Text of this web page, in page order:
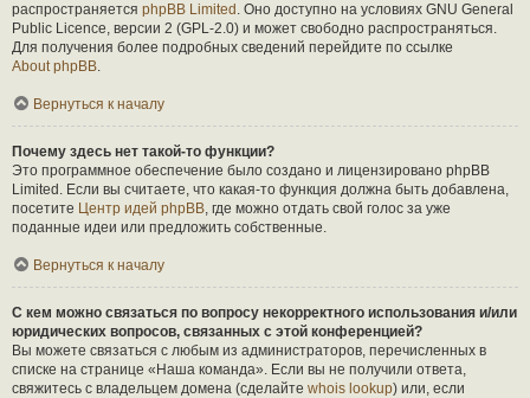
распространяется phpBB Limited . Оно доступно на условиях GNU General
Public Licence, версии 2 (GPL-2.0) и может свободно распространяться.
Для получения более подробных сведений перейдите по ссылке
About phpBB.
Вернуться к началу
Почему здесь нет такой-то функции?
Это программное обеспечение было создано и лицензировано phpBB
Limited. Если вы считаете, что какая-то функция должна быть добавлена,
посетите Центр идей phpBB, где можно отдать свой голос за уже
поданные идеи или предложить собственные.
Вернуться к началу
С кем можно связаться по вопросу некорректного использования и/или
юридических вопросов, связанных с этой конференцией?
Вы можете связаться с любым из администраторов, перечисленных в
списке на странице «Наша команда». Если вы не получили ответа,
свяжитесь с владельцем домена (сделайте whois lookup) или, если